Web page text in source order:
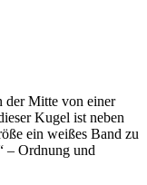
der Mitte von einer
Kugel ist neben
ein weißes Band zu
– Ordnung und